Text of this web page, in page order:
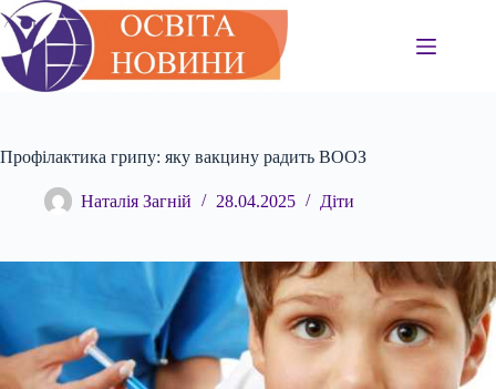
Перейти
до
вмісту
Профілактика грипу: яку вакцину радить ВООЗ
Наталія Загній 28.04.2025 Діти